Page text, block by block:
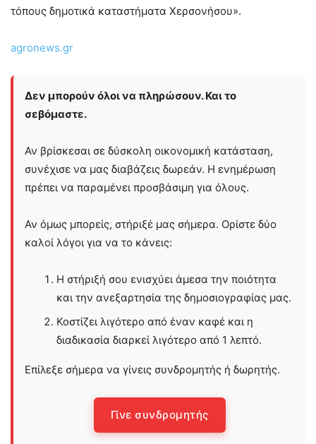
τόπους δημοτικά καταστήματα Χερσονήσου».
agronews.gr
Δεν μπορούν όλοι να πληρώσουν. Και το
σεβόμαστε.
Αν βρίσκεσαι σε δύσκολη οικονομική κατάσταση,
συνέχισε να μας διαβάζεις δωρεάν. Η ενημέρωση
πρέπει να παραμένει προσβάσιμη για όλους.
Αν όμως μπορείς, στήριξέ μας σήμερα. Ορίστε δύο
καλοί λόγοι για να το κάνεις:
Η στήριξή σου ενισχύει άμεσα την ποιότητα
και την ανεξαρτησία της δημοσιογραφίας μας.
Κοστίζει λιγότερο από έναν καφέ και η
διαδικασία διαρκεί λιγότερο από 1 λεπτό.
Επίλεξε σήμερα να γίνεις συνδρομητής ή δωρητής.
Γίνε συνδρομητής